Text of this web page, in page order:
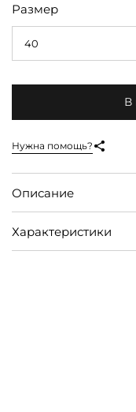
Размер
40
В
Нужна помощь?
Описание
Характеристики